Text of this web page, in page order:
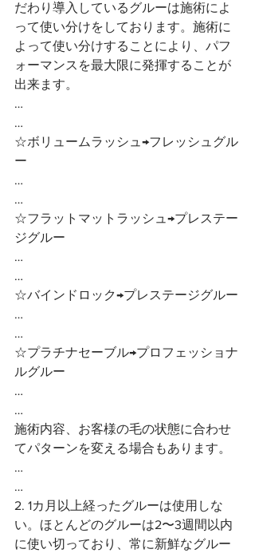
だわり導入しているグルーは施術によ
って使い分けをしております。施術に
よって使い分けすることにより、パフ
ォーマンスを最大限に発揮することが
出来ます。
…
…
☆ボリュームラッシュ→フレッシュグル
ー
…
…
☆フラットマットラッシュ→プレステー
ジグルー
…
…
☆バインドロック→プレステージグルー
…
…
☆プラチナセーブル→プロフェッショナ
ルグルー
…
…
施術内容、お客様の毛の状態に合わせ
てパターンを変える場合もあります。
…
…
2. 1カ月以上経ったグルーは使用しな
い。ほとんどのグルーは2〜3週間以内
に使い切っており、常に新鮮なグルー